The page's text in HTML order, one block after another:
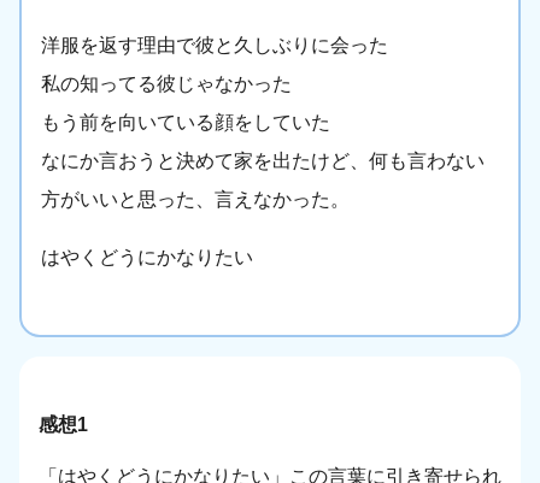
洋服を返す理由で彼と久しぶりに会った
私の知ってる彼じゃなかった
もう前を向いている顔をしていた
なにか言おうと決めて家を出たけど、何も言わない
方がいいと思った、言えなかった。
はやくどうにかなりたい
感想1
「はやくどうにかなりたい」この言葉に引き寄せられ